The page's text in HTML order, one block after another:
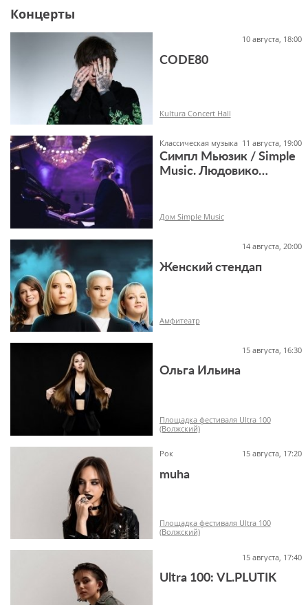
6+
Концерты
10 августа, 18:00
CODE80
Kultura Concert Hall
Классическая музыка 11 августа, 19:00
Симпл Мьюзик / Simple
Music. Людовико
Дом Simple Music
14 августа, 20:00
Женский стендап
Амфитеатр
15 августа, 16:30
Ольга Ильина
Площадка фестиваля Ultra 100
(Волжский)
Рок 15 августа, 17:20
muha
Площадка фестиваля Ultra 100
(Волжский)
15 августа, 17:40
Ultra 100: VL.PLUTIK